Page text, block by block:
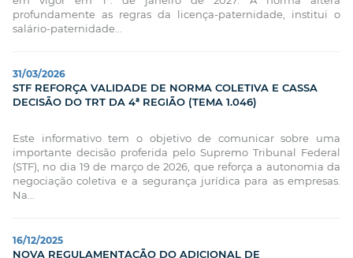
profundamente as regras da licença-paternidade, institui o
salário-paternidade...
31/03/2026
STF REFORÇA VALIDADE DE NORMA COLETIVA E CASSA
DECISÃO DO TRT DA 4ª REGIÃO (TEMA 1.046)
Este informativo tem o objetivo de comunicar sobre uma
importante decisão proferida pelo Supremo Tribunal Federal
(STF), no dia 19 de março de 2026, que reforça a autonomia da
negociação coletiva e a segurança jurídica para as empresas.
Na...
16/12/2025
NOVA REGULAMENTAÇÃO DO ADICIONAL DE